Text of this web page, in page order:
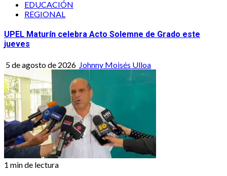
EDUCACIÓN
REGIONAL
UPEL Maturín celebra Acto Solemne de Grado este
jueves
5 de agosto de 2026 Johnny Moisés Ulloa
1 min de lectura